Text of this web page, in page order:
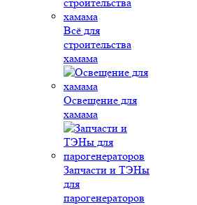
Всё для
строительства
хамама
Освещение для
хамама
Запчасти и ТЭНы
для
парогенераторов